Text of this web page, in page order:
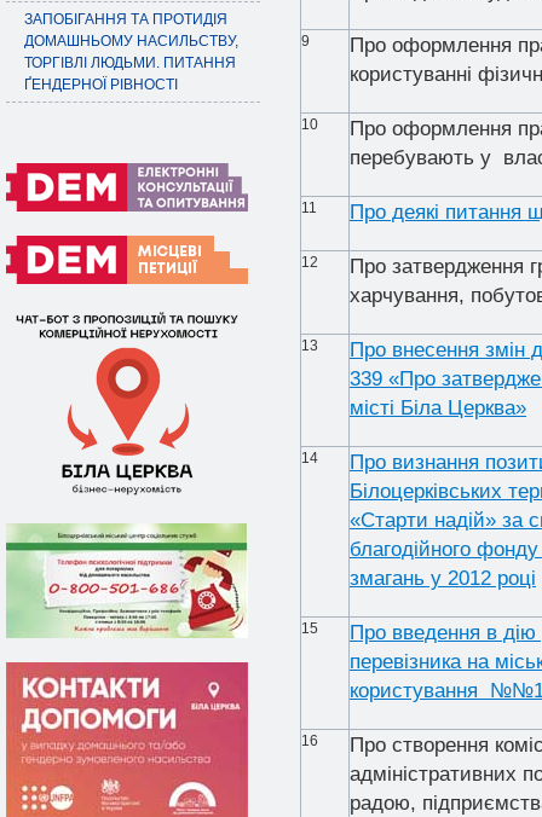
ЗАПОБІГАННЯ ТА ПРОТИДІЯ
ДОМАШНЬОМУ НАСИЛЬСТВУ,
ТОРГІВЛІ ЛЮДЬМИ. ПИТАННЯ
ҐЕНДЕРНОЇ РІВНОСТІ
9
Про оформлення
користуванні
10
Про оформлення
перебувають у
11 Про деякі питання
12
Про затвердження
харчування,
13
Про внесення змін
339 «Про
місті Біла Церква»
14
Про визнання
Білоцерківських
«Старти надій» за
благодійного
змагань у 2012 році
15
Про введення в дію
перевізника на
користування
16
Про створення
адміністративних
радою,